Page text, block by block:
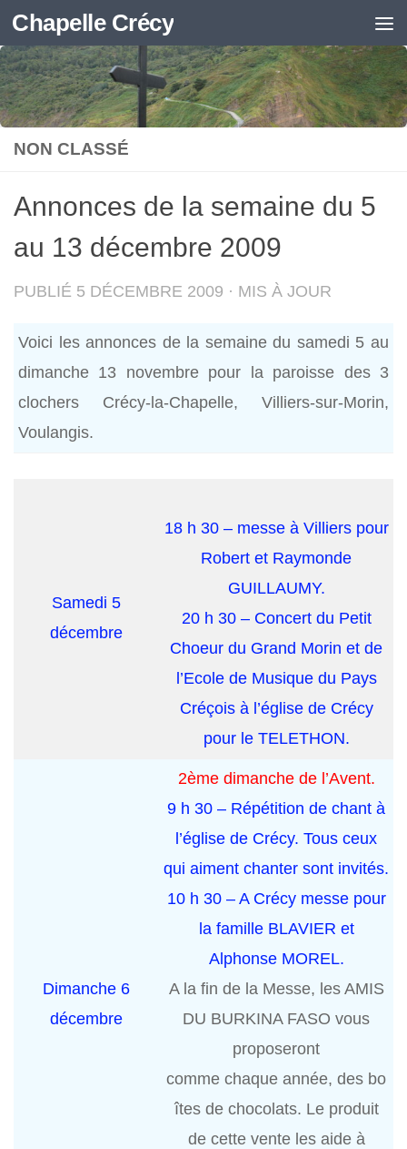
Skip to content
Chapelle Crécy
NON CLASSÉ
Annonces de la semaine du 5
au 13 décembre 2009
PUBLIÉ 5 DÉCEMBRE 2009 · MIS À JOUR
Voici les annonces de la semaine du samedi 5 au
dimanche 13 novembre pour la paroisse des 3
clochers Crécy-la-Chapelle, Villiers-sur-Morin,
Voulangis.
Samedi 5
décembre
18 h 30 – messe à Villiers pour
Robert et Raymonde
GUILLAUMY.
20 h 30 – Concert du Petit
Choeur du Grand Morin et de
l’Ecole de Musique du Pays
Créçois à l’église de Crécy
pour le TELETHON.
Dimanche 6
décembre
2ème dimanche de l’Avent.
9 h 30 – Répétition de chant à
l’église de Crécy. Tous ceux
qui aiment chanter sont invités.
10 h 30 – A Crécy messe pour
la famille BLAVIER et
Alphonse MOREL.
A la fin de la Messe, les AMIS
DU BURKINA FASO vous
proposeront
comme chaque année, des bo
îtes de chocolats. Le produit
de cette vente les aide à